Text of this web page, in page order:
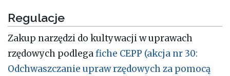
Regulacje
Zakup narzędzi do kultywacji w uprawach
rzędowych podlegafiche CEPP (akcja nr 30:
Odchwaszczanie upraw rzędowych za pomocą